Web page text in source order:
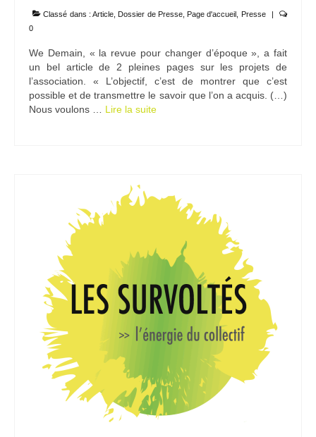
Classé dans : Article Dossier de Presse, Page d'accueil Presse
|
0
We Demain, « la revue pour changer d’époque », a fait
un bel article de 2 pleines pages sur les projets de
l’association. « L’objectif, c’est de montrer que c’est
possible et de transmettre le savoir que l’on a acquis. (…)
Nous voulons … Lire la suite­­